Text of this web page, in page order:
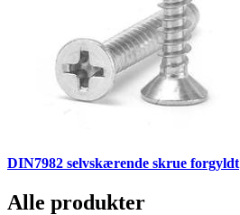
DIN7982 selvskærende skrue forgyldt
Alle produkter